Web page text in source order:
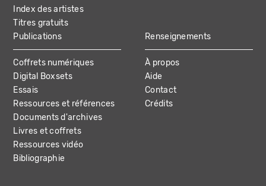
Index des artistes
Titres gratuits
Publications
Coffrets numériques
Digital Boxsets
Essais
Ressources et références
Documents d'archives
Livres et coffrets
Ressources vidéo
Bibliographie
Renseignements
À propos
Aide
Contact
Crédits